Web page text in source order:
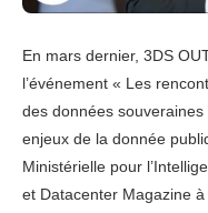
En mars dernier, 3DS
l’événement « Les
des données
enjeux de la donnée
Ministérielle pour
et Datacenter Magazine